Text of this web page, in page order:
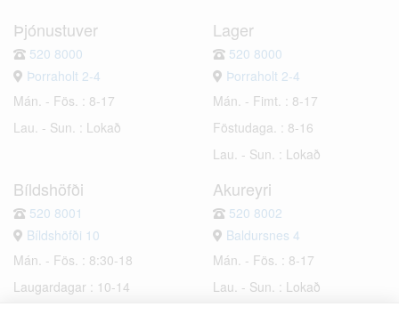
Þjónustuver
520 8000
Þorraholt 2-4
Mán. - Fös. : 8-17
Lau. - Sun. : Lokað
Lager
520 8000
Þorraholt 2-4
Mán. - Fimt. : 8-17
Föstudaga. : 8-16
Lau. - Sun. : Lokað
Bíldshöfði
520 8001
Bíldshöfði 10
Mán. - Fös. : 8:30-18
Laugardagar : 10-14
Akureyri
520 8002
Baldursnes 4
Mán. - Fös. : 8-17
Lau. - Sun. : Lokað